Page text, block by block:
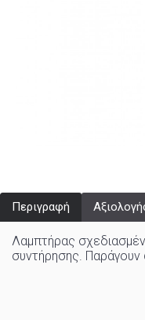
Περιγραφή
Λαμπτήρας
συντήρησης. Παράγουν